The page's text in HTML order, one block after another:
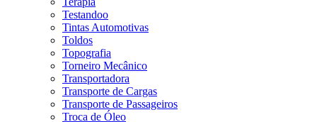
Testandoo
Tintas Automotivas
Toldos
Topografia
Torneiro Mecânico
Transportadora
Transporte de Cargas
Transporte de Passageiros
Troca de Óleo